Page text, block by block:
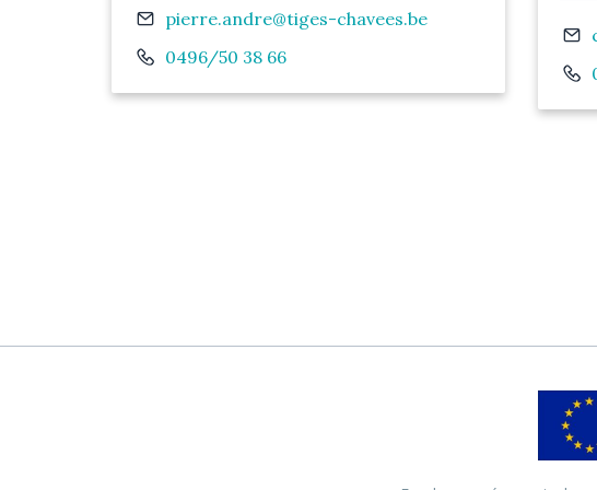
Emailpierre.andre@tiges-chavees.be
Téléphone
0496/50 38 66